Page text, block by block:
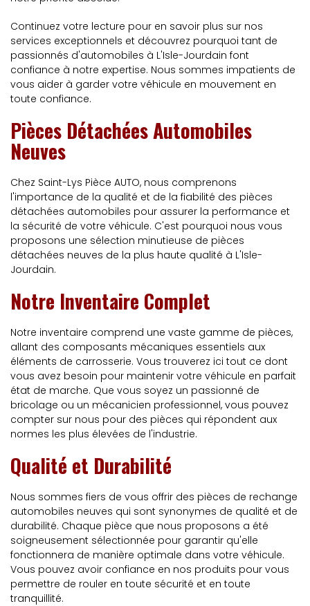
Continuez votre lecture pour en savoir plus sur nos
services exceptionnels et découvrez pourquoi tant de
passionnés d'automobiles à L'Isle-Jourdain font
confiance à notre expertise. Nous sommes impatients de
vous aider à garder votre véhicule en mouvement en
toute confiance.
Pièces Détachées Automobiles
Neuves
Chez Saint-Lys Pièce AUTO, nous comprenons
l'importance de la qualité et de la fiabilité des pièces
détachées automobiles pour assurer la performance et
la sécurité de votre véhicule. C'est pourquoi nous vous
proposons une sélection minutieuse de pièces
détachées neuves de la plus haute qualité à L'Isle-
Jourdain.
Notre Inventaire Complet
Notre inventaire comprend une vaste gamme de pièces,
allant des composants mécaniques essentiels aux
éléments de carrosserie. Vous trouverez ici tout ce dont
vous avez besoin pour maintenir votre véhicule en parfait
état de marche. Que vous soyez un passionné de
bricolage ou un mécanicien professionnel, vous pouvez
compter sur nous pour des pièces qui répondent aux
normes les plus élevées de l'industrie.
Qualité et Durabilité
Nous sommes fiers de vous offrir des pièces de rechange
automobiles neuves qui sont synonymes de qualité et de
durabilité. Chaque pièce que nous proposons a été
soigneusement sélectionnée pour garantir qu'elle
fonctionnera de manière optimale dans votre véhicule.
Vous pouvez avoir confiance en nos produits pour vous
permettre de rouler en toute sécurité et en toute
tranquillité.